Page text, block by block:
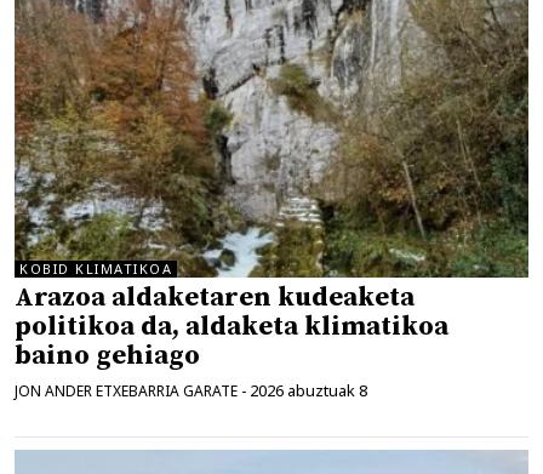
KOBID KLIMATIKOA
Arazoa aldaketaren kudeaketa
politikoa da, aldaketa klimatikoa
baino gehiago
JON ANDER ETXEBARRIA GARATE - 2026 abuztuak 8